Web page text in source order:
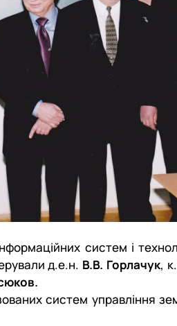
систем і
д.е.н. В.В. Горлачук,
систем управління